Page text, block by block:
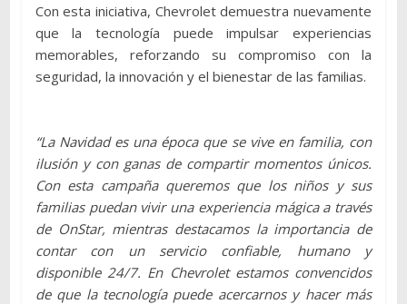
Con esta iniciativa, Chevrolet demuestra nuevamente
que la tecnología puede impulsar experiencias
memorables, reforzando su compromiso con la
seguridad, la innovación y el bienestar de las familias.
“La Navidad es una época que se vive en familia, con
ilusión y con ganas de compartir momentos únicos.
Con esta campaña queremos que los niños y sus
familias puedan vivir una experiencia mágica a través
de OnStar, mientras destacamos la importancia de
contar con un servicio confiable, humano y
disponible 24/7. En Chevrolet estamos convencidos
de que la tecnología puede acercarnos y hacer más